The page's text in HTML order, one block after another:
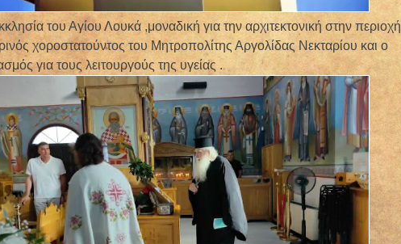
του Αγίου Λουκά ,μοναδική για την αρχιτεκτονική στην περιοχή
χοροστατούντος του Μητροπολίτης Αργολίδας Νεκταρίου και ο
για τους λειτουργούς της υγείας .